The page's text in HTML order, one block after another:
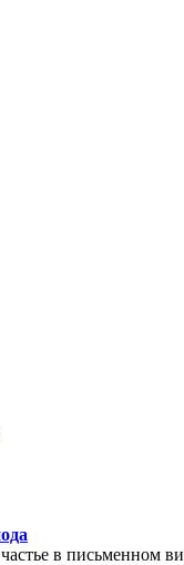
в письменном